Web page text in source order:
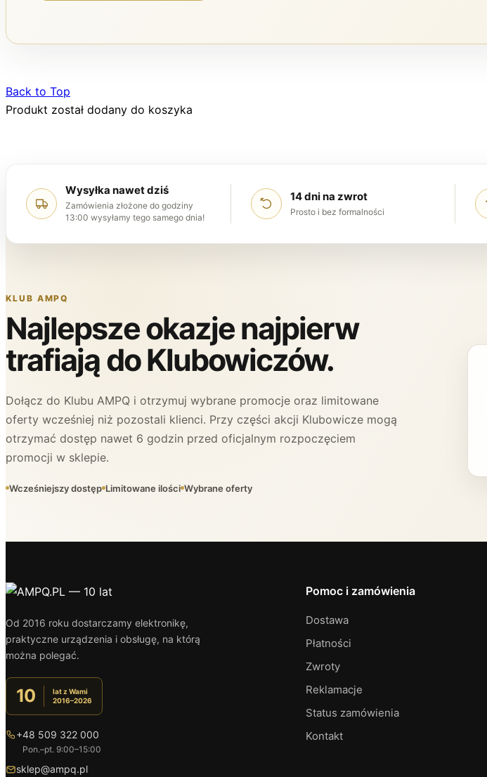
Back to Top
Produkt został dodany do koszyka
Wysyłka nawet dziś
Zamówienia złożone do godziny
13:00 wysyłamy tego samego dnia!
14 dni na zwrot
Prosto i bez formalności
KLUB AMPQ
Najlepsze okazje najpierw
trafiają do Klubowiczów.
Dołącz do Klubu AMPQ i otrzymuj wybrane promocje oraz limitowane
oferty wcześniej niż pozostali klienci. Przy części akcji Klubowicze mogą
otrzymać dostęp nawet 6 godzin przed oficjalnym rozpoczęciem
promocji w sklepie.
Wcześniejszy dostęp Limitowane ilości Wybrane oferty
Od 2016 roku dostarczamy elektronikę,
praktyczne urządzenia i obsługę, na którą
można polegać.
10
lat z Wami
2016–2026
+48 509 322 000
Pon.–pt. 9:00–15:00
sklep@ampq.pl
Pomoc i zamówienia
Dostawa
Płatności
Zwroty
Reklamacje
Status zamówienia
Kontakt